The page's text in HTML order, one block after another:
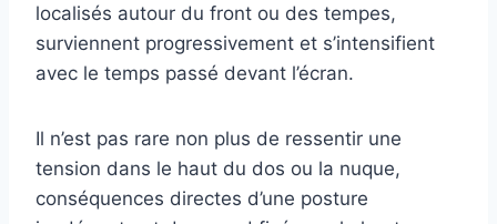
localisés autour du front ou des tempes,
surviennent progressivement et s’intensifient
avec le temps passé devant l’écran.
Il n’est pas rare non plus de ressentir une
tension dans le haut du dos ou la nuque,
conséquences directes d’une posture